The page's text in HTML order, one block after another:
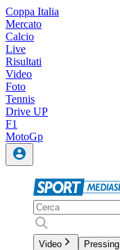
Coppa Italia
Mercato
Calcio
Live
Risultati
Video
Foto
Tennis
Drive UP
F1
MotoGp
Video Pressing